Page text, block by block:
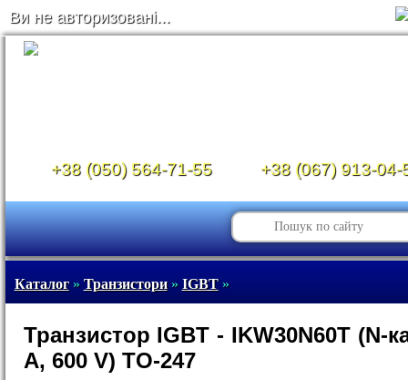
Ви не авторизовані...
+38 (050) 564-71-55 +38 (067) 913-04-
Каталог» Транзистори» IGBT»
Транзистор IGBT - IKW30N60T (N-
A, 600 V) TO-247